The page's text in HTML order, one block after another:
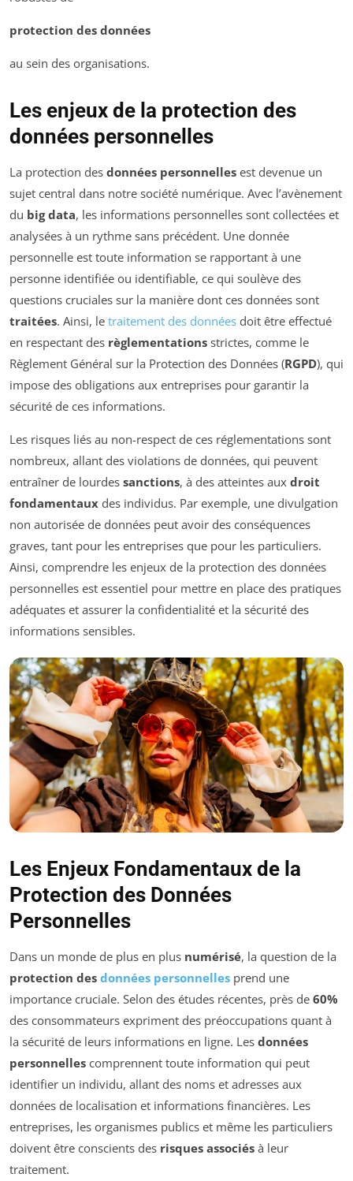
protection des données
au sein des organisations.
Les enjeux de la protection des
données personnelles
La protection des données personnelles est devenue un
sujet central dans notre société numérique. Avec l’avènement
du big data, les informations personnelles sont collectées et
analysées à un rythme sans précédent. Une donnée
personnelle est toute information se rapportant à une
personne identifiée ou identifiable, ce qui soulève des
questions cruciales sur la manière dont ces données sont
traitées. Ainsi, le traitement des données doit être effectué
en respectant des règlementations strictes, comme le
Règlement Général sur la Protection des Données (RGPD), qui
impose des obligations aux entreprises pour garantir la
sécurité de ces informations.
Les risques liés au non-respect de ces réglementations sont
nombreux, allant des violations de données, qui peuvent
entraîner de lourdes sanctions, à des atteintes aux droit
fondamentaux des individus. Par exemple, une divulgation
non autorisée de données peut avoir des conséquences
graves, tant pour les entreprises que pour les particuliers.
Ainsi, comprendre les enjeux de la protection des données
personnelles est essentiel pour mettre en place des pratiques
adéquates et assurer la confidentialité et la sécurité des
informations sensibles.
Les Enjeux Fondamentaux de la
Protection des Données
Personnelles
Dans un monde de plus en plus numérisé, la question de la
protection des données personnelles prend une
importance cruciale. Selon des études récentes, près de 60%
des consommateurs expriment des préoccupations quant à
la sécurité de leurs informations en ligne. Les données
personnelles comprennent toute information qui peut
identifier un individu, allant des noms et adresses aux
données de localisation et informations financières. Les
entreprises, les organismes publics et même les particuliers
doivent être conscients des risques associés à leur
traitement.